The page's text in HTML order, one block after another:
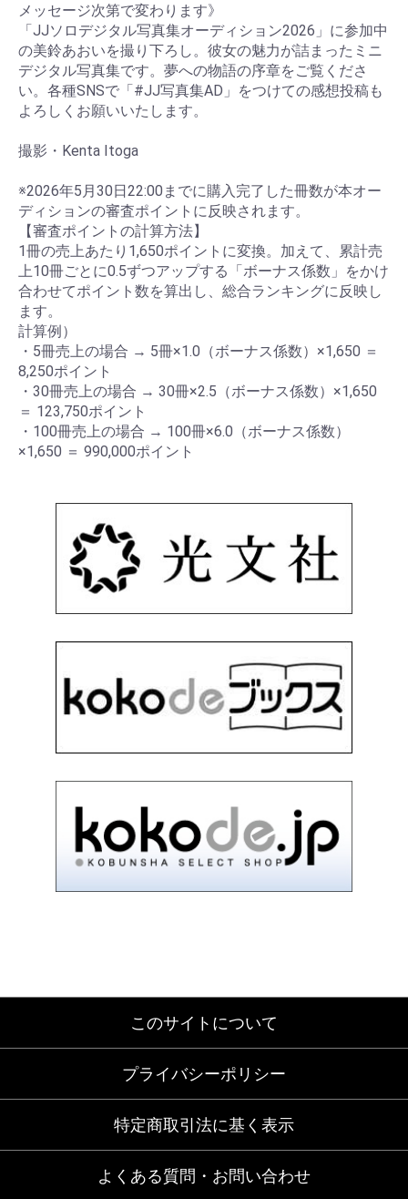
お買い物を続ける
メッセージ次第で変わります》
「JJソロデジタル写真集オーディション2026」に参加中
の美鈴あおいを撮り下ろし。彼女の魅力が詰まったミニ
デジタル写真集です。夢への物語の序章をご覧くださ
い。各種SNSで「#JJ写真集AD」をつけての感想投稿も
よろしくお願いいたします。
撮影・Kenta Itoga
※2026年5月30日22:00までに購入完了した冊数が本オー
ディションの審査ポイントに反映されます。
【審査ポイントの計算方法】
1冊の売上あたり1,650ポイントに変換。加えて、累計売
上10冊ごとに0.5ずつアップする「ボーナス係数」をかけ
合わせてポイント数を算出し、総合ランキングに反映し
ます。
計算例）
・5冊売上の場合 → 5冊×1.0（ボーナス係数）×1,650 ＝
8,250ポイント
・30冊売上の場合 → 30冊×2.5（ボーナス係数）×1,650
＝ 123,750ポイント
・100冊売上の場合 → 100冊×6.0（ボーナス係数）
×1,650 ＝ 990,000ポイント
このサイトについて
プライバシーポリシー
特定商取引法に基く表示
よくある質問・お問い合わせ